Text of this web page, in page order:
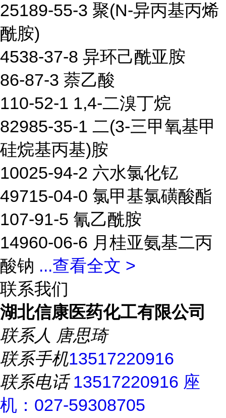
25189-55-3 聚(N-异丙基丙烯
酰胺)
4538-37-8 异环己酰亚胺
86-87-3 萘乙酸
110-52-1 1,4-二溴丁烷
82985-35-1 二(3-三甲氧基甲
硅烷基丙基)胺
10025-94-2 六水氯化钇
49715-04-0 氯甲基氯磺酸酯
107-91-5 氰乙酰胺
14960-06-6 月桂亚氨基二丙
酸钠 ...查看全文 >
联系我们
湖北信康医药化工有限公司
联系人 唐思琦
联系手机13517220916
联系电话13517220916 座
机：027-59308705